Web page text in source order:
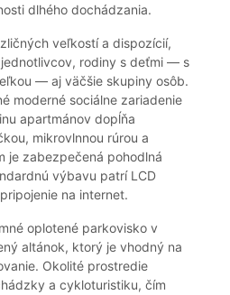
dlhého dochádzania.
veľkostí a dispozícií,
rodiny s deťmi — s
— aj väčšie skupiny osôb.
moderné sociálne zariadenie
apartmánov dopĺňa
mikrovlnnou rúrou a
je zabezpečená pohodlná
výbavu patrí LCD
na internet.
oplotené parkovisko v
altánok, ktorý je vhodný na
Okolité prostredie
a cykloturistiku, čím